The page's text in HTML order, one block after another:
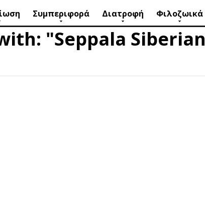
Συμπεριφορά Διατροφή Φιλοζωικά
"Seppala Siberian